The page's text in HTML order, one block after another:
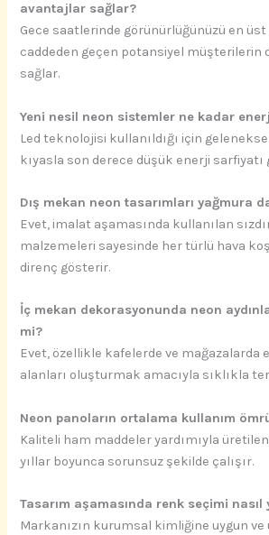
avantajlar sağlar?
Gece saatlerinde görünürlüğünüzü en
caddeden geçen potansiyel müşterilerin
sağlar.
Yeni nesil neon sistemler ne kadar
Led teknolojisi kullanıldığı için
kıyasla son derece düşük enerji
Dış mekan neon tasarımları yağmura
Evet, imalat aşamasında kullanılan
malzemeleri sayesinde her türlü hava
direnç gösterir.
İç mekan dekorasyonunda neon
mi?
Evet, özellikle kafelerde ve
alanları oluşturmak amacıyla sıklıkla
Neon panoların ortalama kullanım
Kaliteli ham maddeler yardımıyla
yıllar boyunca sorunsuz şekilde çalışır.
Tasarım aşamasında renk seçimi nasıl
Markanızın kurumsal kimliğine uygun